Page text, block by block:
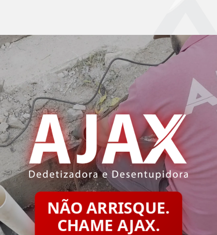
NÃO ARRISQUE.
CHAME AJAX.